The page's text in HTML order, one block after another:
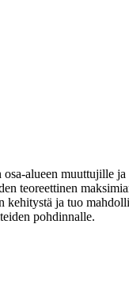
alueen muuttujille
teoreettinen
ja tuo
pohdinnalle.